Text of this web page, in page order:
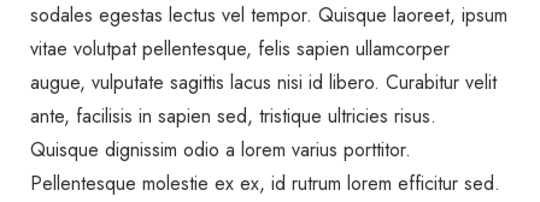
sodales egestas lectus vel tempor. Quisque laoreet, ipsum
vitae volutpat pellentesque, felis sapien ullamcorper
augue, vulputate sagittis lacus nisi id libero. Curabitur velit
ante, facilisis in sapien sed, tristique ultricies risus.
Quisque dignissim odio a lorem varius porttitor.
Pellentesque molestie ex ex, id rutrum lorem efficitur sed.